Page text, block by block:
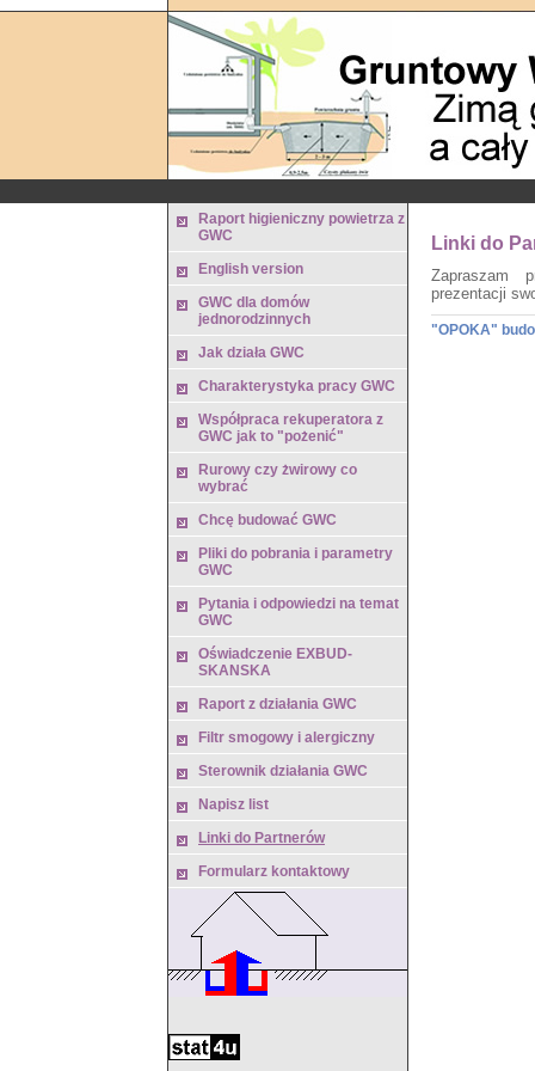
Raport higieniczny powietrza z
GWC
English version
GWC dla domów
jednorodzinnych
Jak działa GWC
Charakterystyka pracy GWC
Współpraca rekuperatora z
GWC jak to "pożenić"
Rurowy czy żwirowy co
wybrać
Chcę budować GWC
Pliki do pobrania i parametry
GWC
Pytania i odpowiedzi na temat
GWC
Oświadczenie EXBUD-
SKANSKA
Raport z działania GWC
Filtr smogowy i alergiczny
Sterownik działania GWC
Napisz list
Linki do Partnerów
Formularz kontaktowy
Linki do
Zapraszam
prezentacji
"OPOKA"